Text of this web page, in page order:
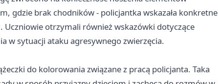
gdzie brak chodników - policjantka wskazała konkretne
otrzymali również wskazówki dotyczące
w sytuacji ataku agresywnego zwierzęcia.
do kolorowania związane z pracą policjanta. Taka